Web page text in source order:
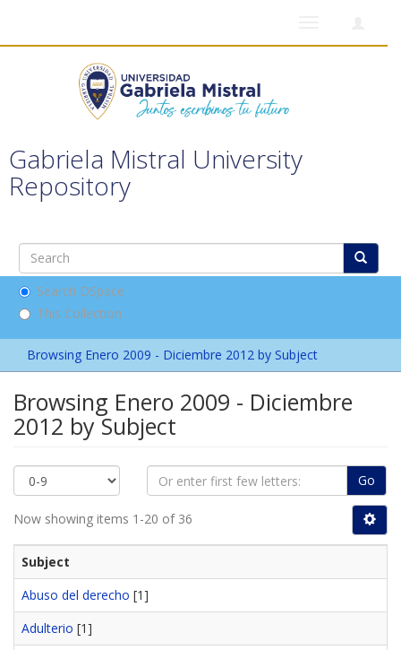
Gabriela Mistral University
Repository
Search DSpace
This Collection
Browsing Enero 2009 - Diciembre 2012 by Subject
Browsing Enero 2009 - Diciembre
2012 by Subject
Go
Now showing items 1-20 of 36
Subject
Abuso del derecho [1]
Adulterio [1]